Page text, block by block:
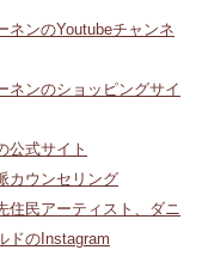
ネンのYoutubeチャンネ
ネンのショッピングサイ
公式サイト
カウンセリング
住民アーティスト、ダニ
ドのInstagram